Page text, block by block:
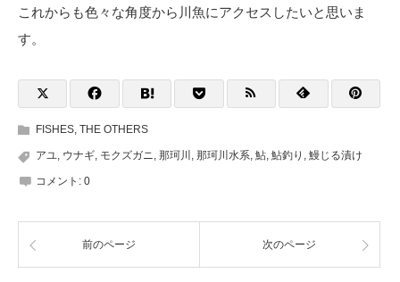
これからも色々な角度から川魚にアクセスしたいと思いま
す。
FISHES THE OTHERS
アユ ウナギ モクズガニ 那珂川 那珂川水系 鮎 鮎釣り 鰻じる漬け
コメント: 0
前のページ 次のページ